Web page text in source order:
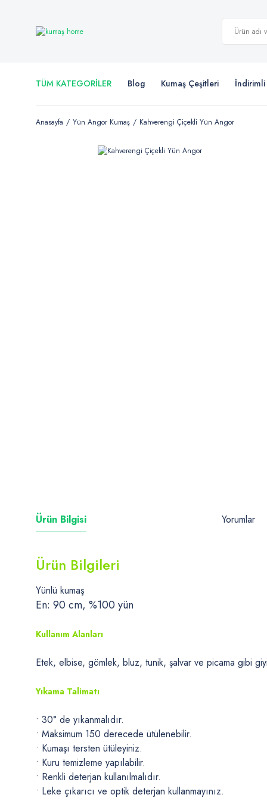
TÜM KATEGORİLER Blog Kumaş Çeşitleri
Anasayfa Yün Angor Kumaş Kahverengi Çiçekli Yün Angor
Ürün Bilgisi Yorumlar
Ürün Bilgileri
Yünlü kumaş
En: 90 cm, %100 yün
Kullanım Alanları
Etek, elbise, gömlek, bluz, tunik, şalvar ve picama gibi
Yıkama Talimatı
• 30° de yıkanmalıdır.
• Maksimum 150 derecede ütülenebilir.
• Kumaşı tersten ütüleyiniz.
• Kuru temizleme yapılabilir.
• Renkli deterjan kullanılmalıdır.
• Leke çıkarıcı ve optik deterjan kullanmayınız.